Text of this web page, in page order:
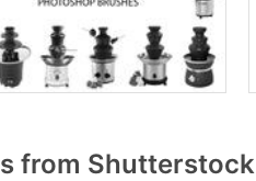
from Shutterstock